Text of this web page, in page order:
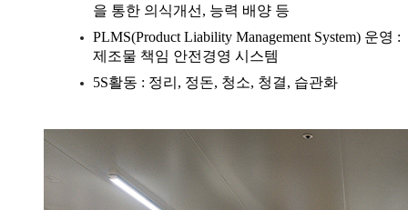
을 통한 의식개선, 능력 배양 등
PLMS(Product Liability Management System) 운영 :
제조물 책임 안전경영 시스템
5S활동 : 정리, 정돈, 청소, 청결, 습관화